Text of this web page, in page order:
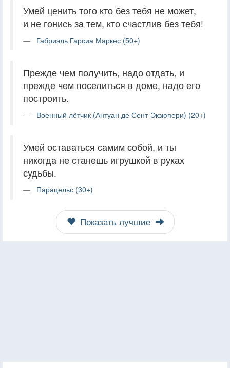
Умей ценить того кто без тебя не может,
и не гонись за тем, кто счастлив без тебя!
Габриэль Гарсиа Маркес (50+)
Прежде чем получить, надо отдать, и
прежде чем поселиться в доме, надо его
построить.
Военный лётчик (Антуан де Сент-Экзюпери) (20+)
Умей оставаться самим собой, и ты
никогда не станешь игрушкой в руках
судьбы.
Парацельс (30+)
Показать лучшие